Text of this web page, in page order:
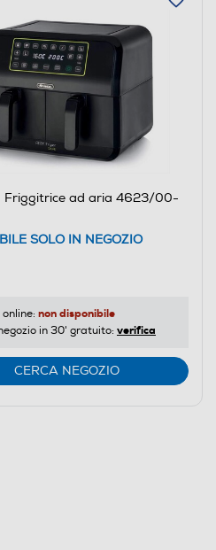
Friggitrice ad aria 4623/00-
SOLO IN NEGOZIO
non disponibile
in 30' gratuito: verifica
CERCA NEGOZIO